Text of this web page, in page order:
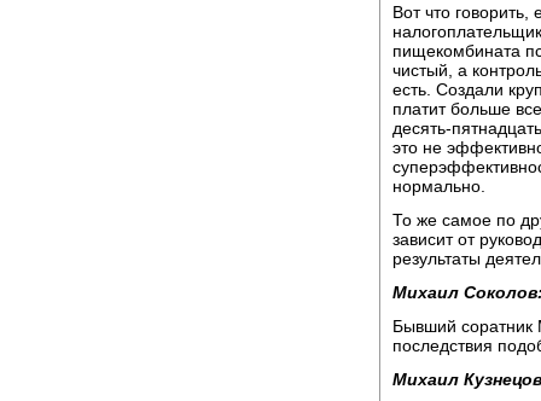
Вот что
пищекомбината
чистый, а
есть. Создали
платит больше
десять-
это не
нормально.
То же самое по
зависит от
результаты
Михаил
Бывший соратник
последствия
Михаил